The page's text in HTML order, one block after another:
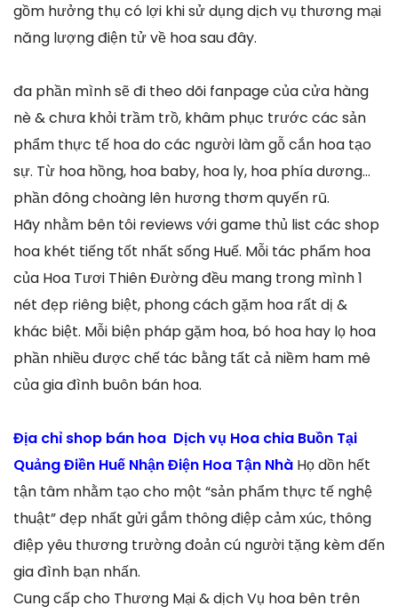
gồm hưởng thụ có lợi khi sử dụng dịch vụ thương mại
năng lượng điện tử về hoa sau đây.
đa phần mình sẽ đi theo dõi fanpage của cửa hàng
nè & chưa khỏi trầm trồ, khâm phục trước các sản
phẩm thực tế hoa do các người làm gỗ cắn hoa tạo
sự. Từ hoa hồng, hoa baby, hoa ly, hoa phía dương…
phần đông choàng lên hương thơm quyến rũ.
Hãy nhằm bên tôi reviews với game thủ list các shop
hoa khét tiếng tốt nhất sống Huế. Mỗi tác phẩm hoa
của Hoa Tươi Thiên Đường đều mang trong mình 1
nét đẹp riêng biệt, phong cách gặm hoa rất dị &
khác biệt. Mỗi biện pháp gặm hoa, bó hoa hay lọ hoa
phần nhiều được chế tác bằng tất cả niềm ham mê
của gia đình buôn bán hoa.
Địa chỉ shop bán hoa Dịch vụ Hoa chia Buồn Tại
Quảng Điền Huế Nhận Điện Hoa Tận Nhà Họ dồn hết
tận tâm nhằm tạo cho một “sản phẩm thực tế nghệ
thuật” đẹp nhất gửi gắm thông điệp cảm xúc, thông
điệp yêu thương trường đoản cú người tặng kèm đến
gia đình bạn nhấn.
Cung cấp cho Thương Mại & dịch Vụ hoa bên trên